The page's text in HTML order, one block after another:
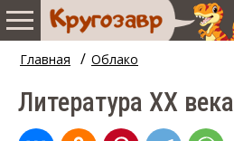
Главная / Облако
Литература XX века